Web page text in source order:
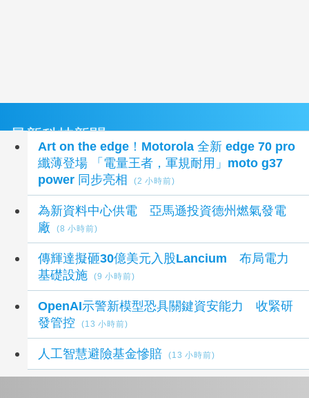
最新科技新聞
Art on the edge！Motorola 全新 edge 70 pro
纖薄登場 「電量王者，軍規耐用」moto g37
power 同步亮相
(2 小時前)
為新資料中心供電 亞馬遜投資德州燃氣發電
廠
(8 小時前)
傳輝達擬砸30億美元入股Lancium 布局電力
基礎設施
(9 小時前)
OpenAI示警新模型恐具關鍵資安能力 收緊研
發管控
(13 小時前)
人工智慧避險基金慘賠 (13 小時前)